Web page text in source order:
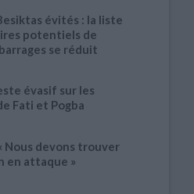
évités : la liste
potentiels de
se réduit
évasif sur les
Fati et Pogba
Nous devons trouver
en attaque »